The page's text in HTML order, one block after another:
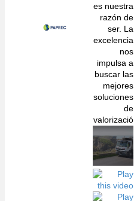
es nuestra
razón de
ser. La
excelencia
nos
impulsa a
buscar las
mejores
soluciones
de
valorizació